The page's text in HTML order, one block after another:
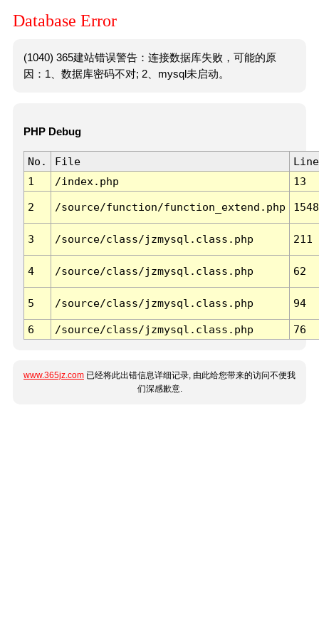
Database Error
(1040) 365建站错误警告：连接数据库失败，可能的原
因：1、数据库密码不对; 2、mysql未启动。
PHP Debug
No. File
Line
1
/index.php 13
2 /source/function/function_extend.php 1548
3 /source/class/jzmysql.class.php 211
4 /source/class/jzmysql.class.php 62
5 /source/class/jzmysql.class.php 94
6 /source/class/jzmysql.class.php 76
www.365jz.com 已经将此出错信息详细记录, 由此给您带来的访问不便我
们深感歉意.